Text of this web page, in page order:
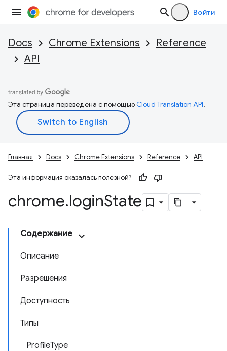
Войти
Docs Chrome Extensions
Reference
API
Эта страница переведена с помощьюCloud Translation API.
Главная Docs Chrome Extensions Reference API
Эта информация оказалась полезной?
chrome.loginState
Содержание
Описание
Разрешения
Доступность
Типы
ProfileType